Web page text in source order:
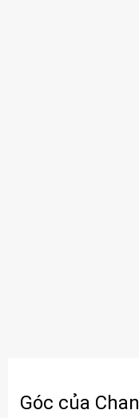
content
Góc của Chan